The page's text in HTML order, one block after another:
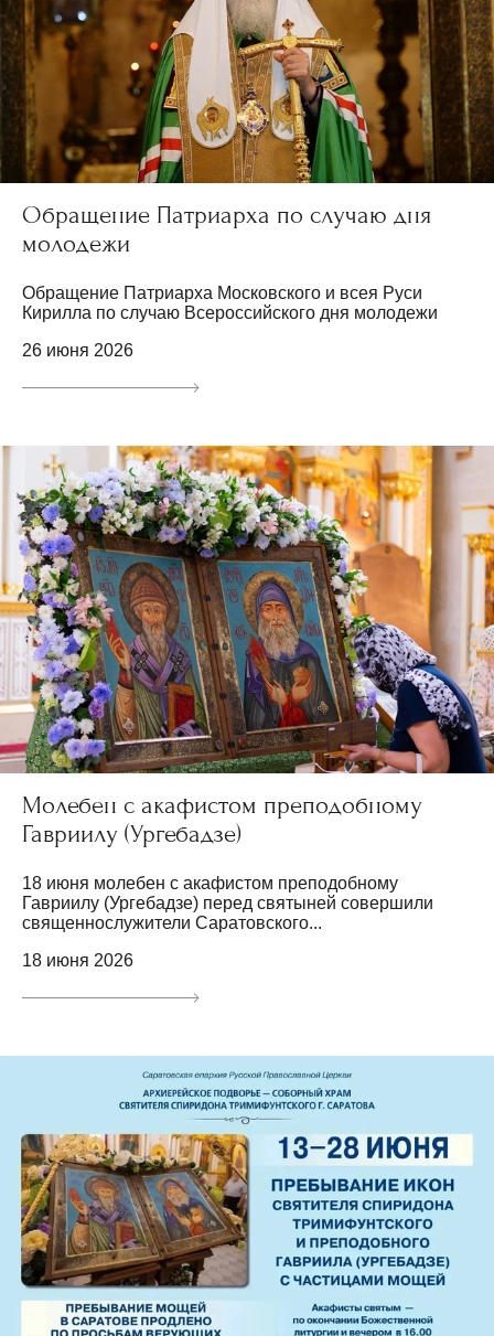
Обращение Патриарха по случаю дня
молодежи
Обращение Патриарха Московского и всея Руси
Кирилла по случаю Всероссийского дня молодежи
26 июня 2026
Молебен с акафистом преподобному
Гавриилу (Ургебадзе)
18 июня молебен с акафистом преподобному
Гавриилу (Ургебадзе) перед святыней совершили
священнослужители Саратовского...
18 июня 2026